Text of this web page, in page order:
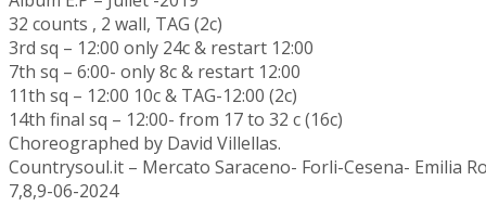
32 counts , 2 wall, TAG (2c)
3rd sq – 12:00 only 24c & restart 12:00
7th sq – 6:00- only 8c & restart 12:00
11th sq – 12:00 10c & TAG-12:00 (2c)
14th final sq – 12:00- from 17 to 32 c (16c)
Choreographed by David Villellas.
Countrysoul.it – Mercato Saraceno- Forli-Cesena- Emilia
7,8,9-06-2024